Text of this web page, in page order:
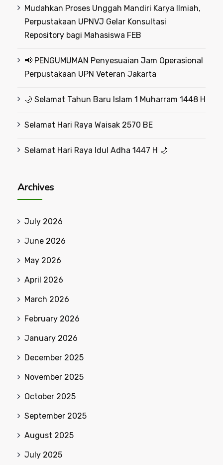
Mudahkan Proses Unggah Mandiri Karya Ilmiah,
Perpustakaan UPNVJ Gelar Konsultasi
Repository bagi Mahasiswa FEB
📢 PENGUMUMAN Penyesuaian Jam Operasional
Perpustakaan UPN Veteran Jakarta
🌙 Selamat Tahun Baru Islam 1 Muharram 1448 H
Selamat Hari Raya Waisak 2570 BE
Selamat Hari Raya Idul Adha 1447 H 🌙
Archives
July 2026
June 2026
May 2026
April 2026
March 2026
February 2026
January 2026
December 2025
November 2025
October 2025
September 2025
August 2025
July 2025